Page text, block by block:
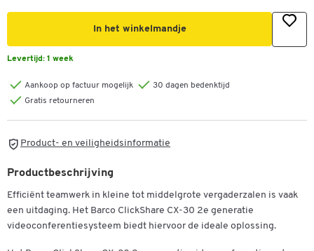
In het winkelmandje
Levertijd: 1 week
Aankoop op factuur mogelijk
30 dagen bedenktijd
Gratis retourneren
Product- en veiligheidsinformatie
Productbeschrijving
Efficiënt teamwerk in kleine tot middelgrote vergaderzalen is vaak
een uitdaging. Het Barco ClickShare CX-30 2e generatie
videoconferentiesysteem biedt hiervoor de ideale oplossing.